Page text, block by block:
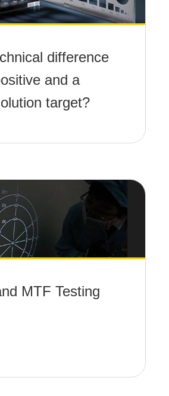
difference
and a
target?
MTF Testing